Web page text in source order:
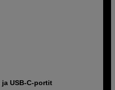
USB-C-portit